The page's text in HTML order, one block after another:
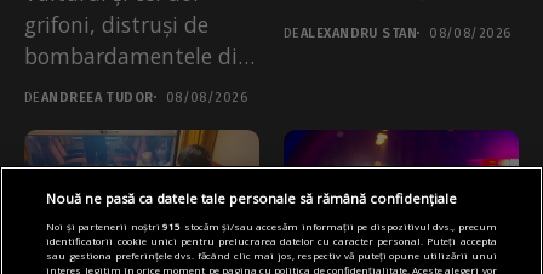
grifoni, distruși de
bombardamentele din
1944, s-au întors...
DEANDREEA TUDOR 08/08/2026
Generale, după ce
DEALEXANDRU STAN 08/08/2026
Nouă ne pasă ca datele tale personale să rămână confidențiale
Noi și partenerii noștri915 stocăm și/sau accesăm informații pe dispozitivul dvs., precum
identificatorii cookie unici pentru prelucrarea datelor cu caracter personal. Puteți accepta
sau gestiona preferințele dvs. făcând clic mai jos, respectiv vă puteți opune utilizării unui
interes legitim în orice moment pe pagina cu politica de confidențialitate. Aceste alegeri vor